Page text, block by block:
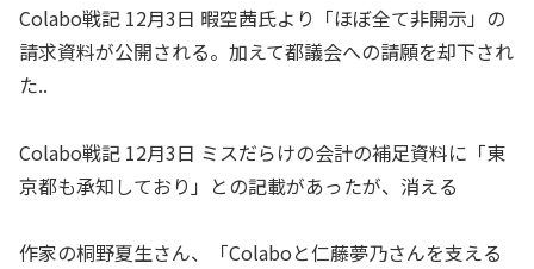
Colabo戦記 12月3日 暇空茜氏より「ほぼ全て非開示」の
請求資料が公開される。加えて都議会への請願を却下され
た..
Colabo戦記 12月3日 ミスだらけの会計の補足資料に「東
京都も承知しており」との記載があったが、消える
作家の桐野夏生さん、「Colaboと仁藤夢乃さんを支える